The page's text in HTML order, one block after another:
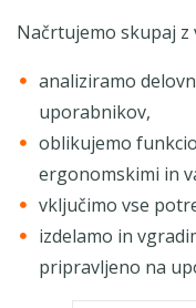
Načrtujemo skupaj z
analiziramo
uporabnikov,
oblikujemo
ergonomskimi in
vključimo vse
izdelamo in
pripravljeno na